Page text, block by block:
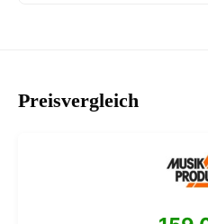
Preisvergleich